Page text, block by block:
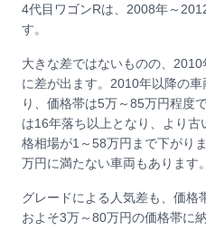
4代目ワゴンRは、2008年～
す。
大きな差ではないものの、
に差が出ます。2010年以降の
り、価格帯は5万～85万円程度
は16年落ち以上となり、より
格相場が1～58万円まで下がり
万円に満たない車両もあります。
グレードによる人気差も、価格
およそ3万～80万円の価格帯に